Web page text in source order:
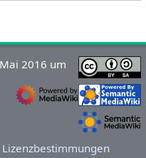
2016 um
Lizenzbestimmungen